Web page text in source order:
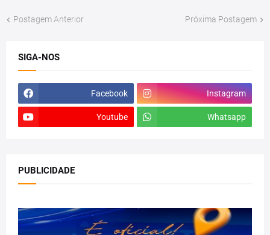
Postagem Anterior Próxima Postagem
SIGA-NOS
Facebook Instagram
Youtube Whatsapp
PUBLICIDADE